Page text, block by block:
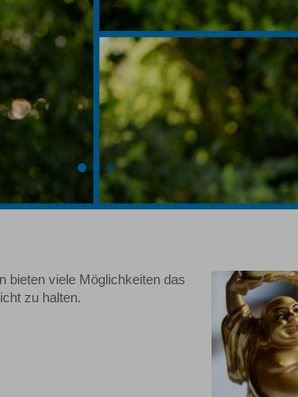
bieten viele Möglichkeiten das
zu halten.